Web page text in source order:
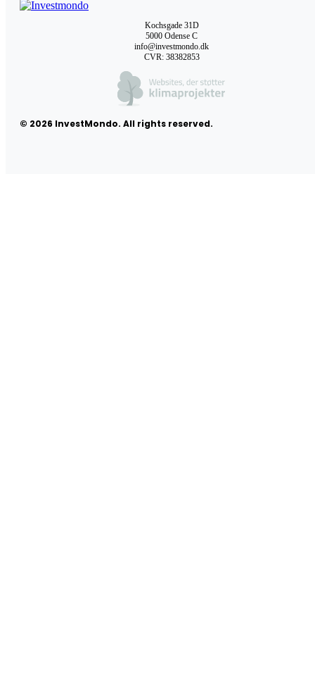
Kochsgade 31D
5000 Odense C
info@investmondo.dk
CVR: 38382853
© 2026 InvestMondo. All rights reserved.